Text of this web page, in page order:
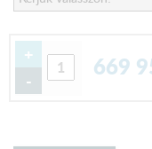
+
-
669